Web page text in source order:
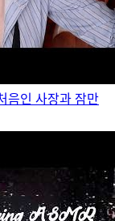
음인 사장과 잠만